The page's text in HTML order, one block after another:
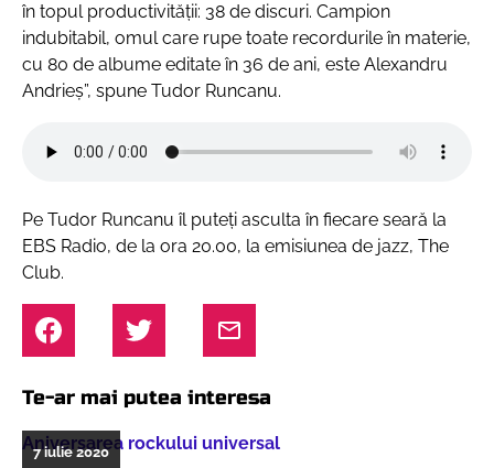
în topul productivității: 38 de discuri. Campion
indubitabil, omul care rupe toate recordurile în materie,
cu 80 de albume editate în 36 de ani, este Alexandru
Andrieș”, spune Tudor Runcanu.
Pe Tudor Runcanu îl puteți asculta în fiecare seară la
EBS Radio, de la ora 20.00, la emisiunea de jazz, The
Club.
Te-ar mai putea interesa
Aniversarea rockului universal
7 iulie 2020